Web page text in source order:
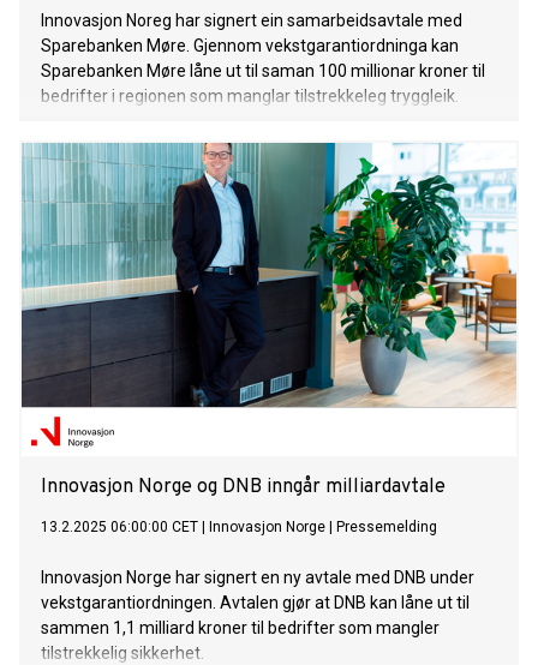
Innovasjon Noreg har signert ein samarbeidsavtale med
Sparebanken Møre. Gjennom vekstgarantiordninga kan
Sparebanken Møre låne ut til saman 100 millionar kroner til
bedrifter i regionen som manglar tilstrekkeleg tryggleik.
Innovasjon Norge og DNB inngår milliardavtale
13.2.2025 06:00:00 CET Innovasjon Norge Pressemelding
Innovasjon Norge har signert en ny avtale med DNB under
vekstgarantiordningen. Avtalen gjør at DNB kan låne ut til
sammen 1,1 milliard kroner til bedrifter som mangler
tilstrekkelig sikkerhet.